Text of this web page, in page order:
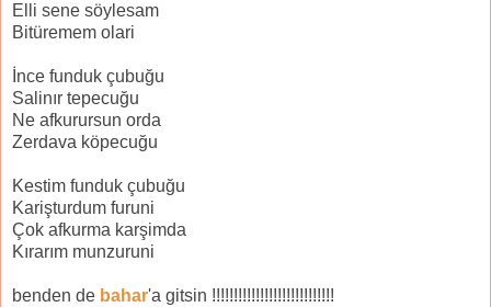
Elli sene söylesam
Bitüremem olari
İnce funduk çubuğu
Salinır tepecuğu
Ne afkurursun orda
Zerdava köpecuğu
Kestim funduk çubuğu
Karişturdum furuni
Çok afkurma karşimda
Kırarım munzuruni
benden de bahar'a gitsin !!!!!!!!!!!!!!!!!!!!!!!!!!!!